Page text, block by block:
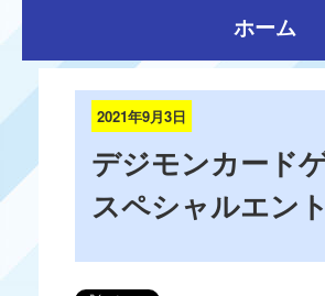
ホーム
2021年9月3日
デジモンカード
スペシャルエン